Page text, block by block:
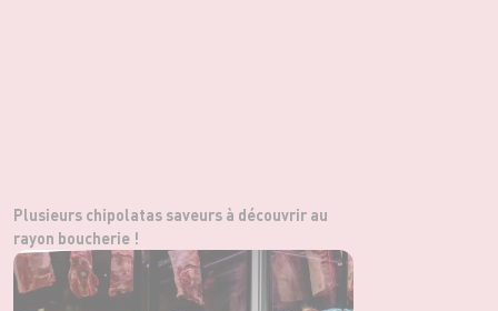
Plusieurs chipolatas saveurs à découvrir au
rayon boucherie !